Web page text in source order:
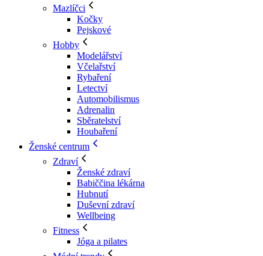
Mazlíčci
Kočky
Pejskové
Hobby
Modelářství
Včelařství
Rybaření
Letectví
Automobilismus
Adrenalin
Sběratelství
Houbaření
Ženské centrum
Zdraví
Ženské zdraví
Babiččina lékárna
Hubnutí
Duševní zdraví
Wellbeing
Fitness
Jóga a pilates